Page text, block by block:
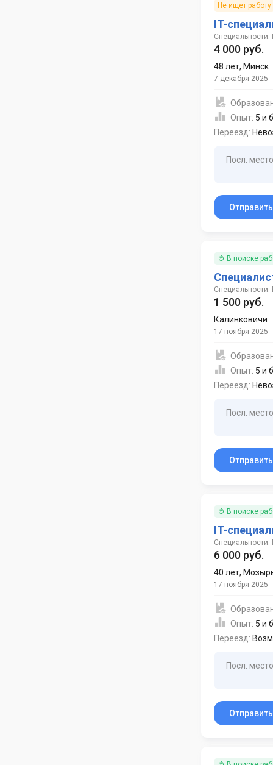
Не ищет работу
IT-
Специальности:
4 000 руб.
48 лет, Минск
7 декабря 2025
Опыт: 5 и
Переезд:
Посл.
В поиске
Специальности:
1 500 руб.
Калинковичи
17 ноября 2025
Опыт: 5 и
Переезд:
Посл.
В поиске
IT-
Специальности:
6 000 руб.
40 лет,
17 ноября 2025
Опыт: 5 и
Переезд:
Посл.